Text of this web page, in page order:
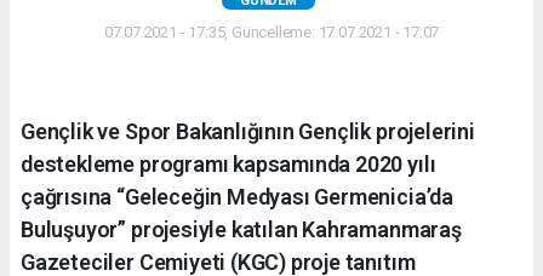
07.07.2021 - 17:35, Güncelleme: 17.07.2021 - 17:07
Gençlik ve Spor Bakanlığının Gençlik projelerini
destekleme programı kapsamında 2020 yılı
çağrısına “Geleceğin Medyası Germenicia’da
Buluşuyor” projesiyle katılan Kahramanmaraş
Gazeteciler Cemiyeti (KGC) proje tanıtım